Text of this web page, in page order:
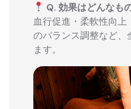
Q. 効果はどんなも
血行促進・柔軟性向
のバランス調整など、
ます。